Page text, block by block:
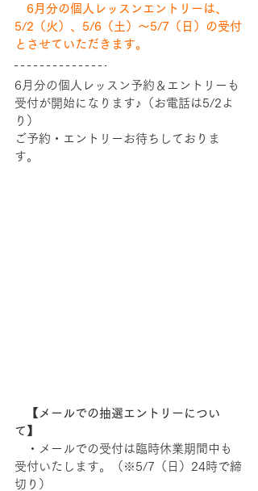
6月分の個人レッスンエントリーは、
5/2（火）、5/6（土）〜5/7（日）の受付
とさせていただきます。
6月分の個人レッスン予約＆エントリーも
受付が開始になります♪（お電話は5/2よ
り）
ご予約・エントリーお待ちしておりま
す。
【メールでの抽選エントリーについ
て】
・メールでの受付は臨時休業期間中も
受付いたします。（※5/7（日）24時で締
切り）